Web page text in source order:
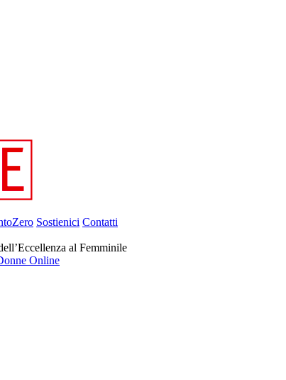
Sostienici Contatti
al Femminile
Online